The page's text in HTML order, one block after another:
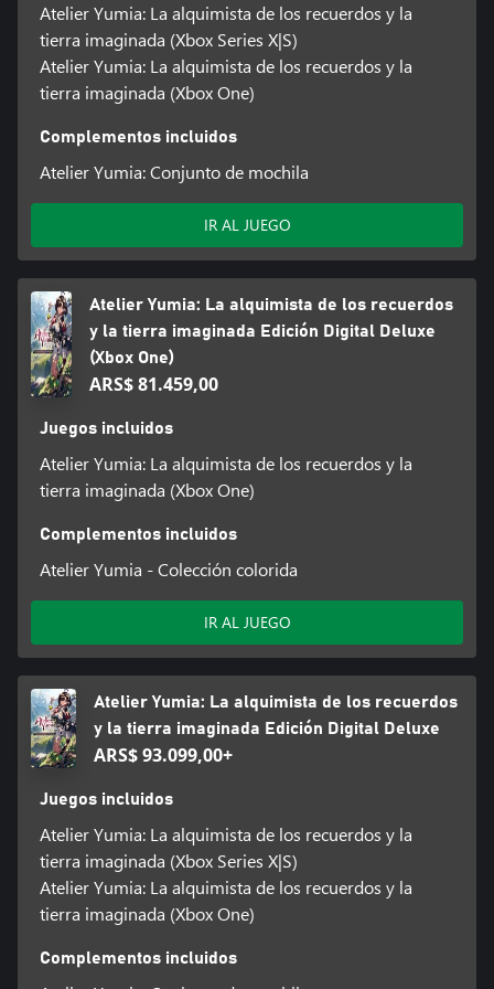
Atelier Yumia: La alquimista de los recuerdos y la
tierra imaginada (Xbox Series X|S)
Atelier Yumia: La alquimista de los recuerdos y la
tierra imaginada (Xbox One)
Complementos incluidos
Atelier Yumia: Conjunto de mochila
IR AL JUEGO
Atelier Yumia: La alquimista de los recuerdos
y la tierra imaginada Edición Digital Deluxe
(Xbox One)
ARS$ 81.459,00
Juegos incluidos
Atelier Yumia: La alquimista de los recuerdos y la
tierra imaginada (Xbox One)
Complementos incluidos
Atelier Yumia - Colección colorida
IR AL JUEGO
Atelier Yumia: La alquimista de los recuerdos
y la tierra imaginada Edición Digital Deluxe
ARS$ 93.099,00+
Juegos incluidos
Atelier Yumia: La alquimista de los recuerdos y la
tierra imaginada (Xbox Series X|S)
Atelier Yumia: La alquimista de los recuerdos y la
tierra imaginada (Xbox One)
Complementos incluidos